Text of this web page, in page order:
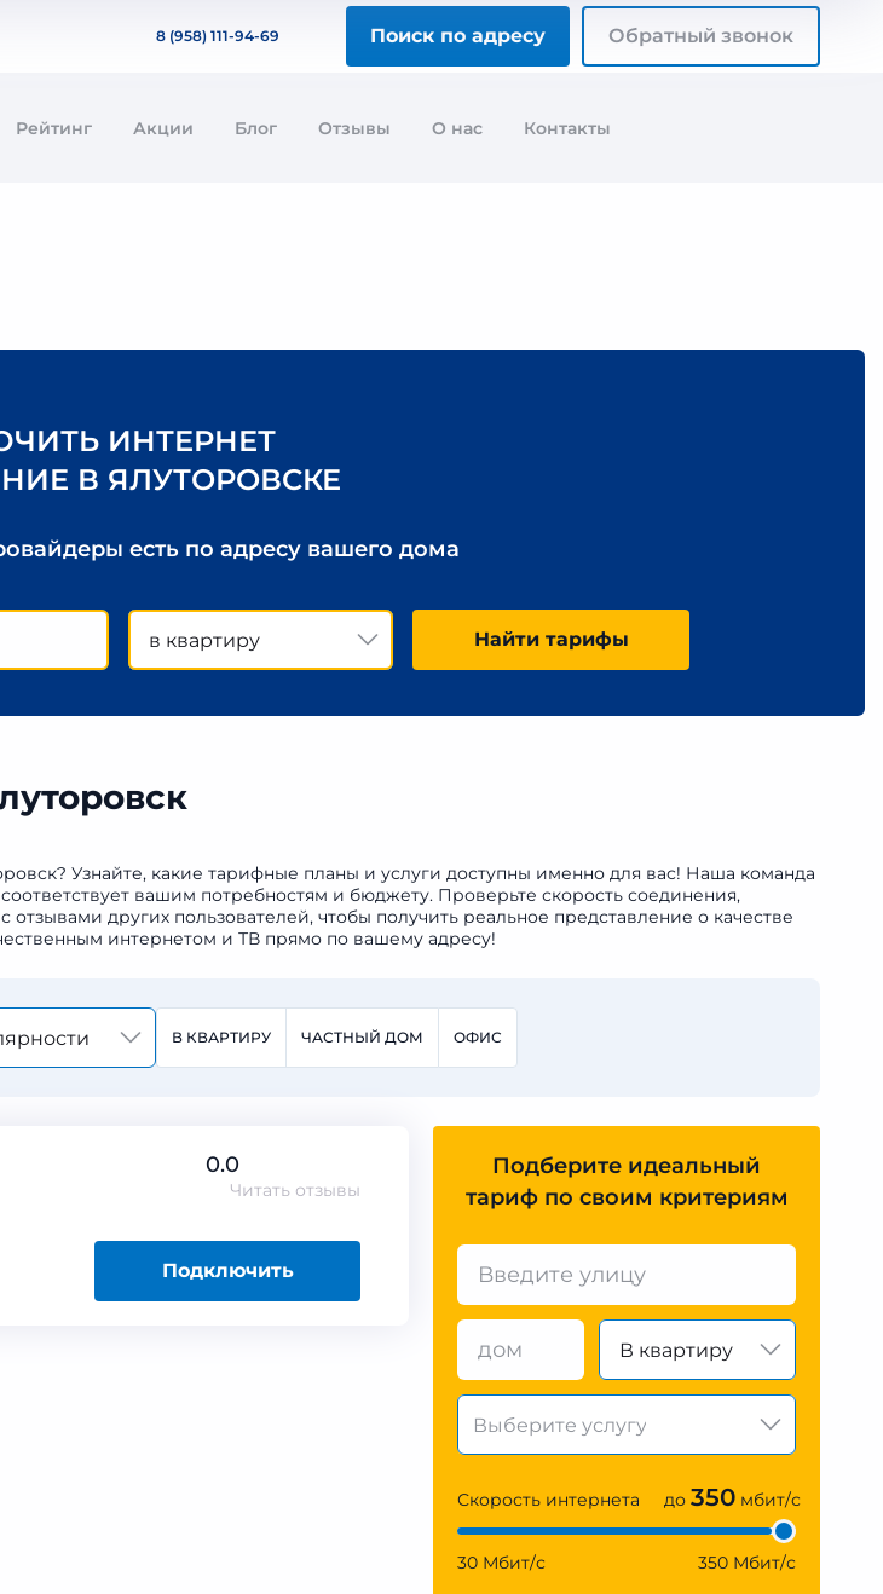
8 (958) 111-94-69 Поиск по адресу Обратный звонок
Рейтинг Акции Блог Отзывы О нас Контакты
ИНТЕРНЕТ
В ЯЛУТОРОВСКЕ
есть по адресу вашего дома
в квартиру Найти тарифы
Узнайте, какие тарифные планы и услуги доступны именно для вас! Наша команда
вашим потребностям и бюджету. Проверьте скорость соединения,
других пользователей, чтобы получить реальное представление о качестве
интернетом и ТВ прямо по вашему адресу!
В КВАРТИРУ ЧАСТНЫЙ ДОМ ОФИС
0.0
Читать отзывы
Подключить
Подберите идеальный
тариф по своим критериям
В квартиру
Скорость интернета до 350 мбит/с
30 Мбит/с 350 Мбит/с